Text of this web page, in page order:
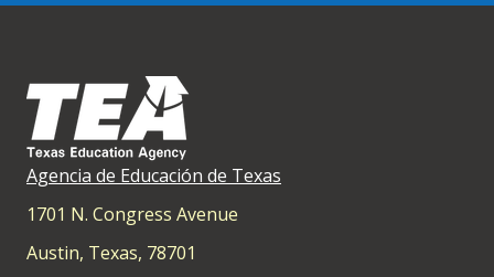
Agencia de Educación de Texas
1701 N. Congress Avenue
Austin, Texas, 78701